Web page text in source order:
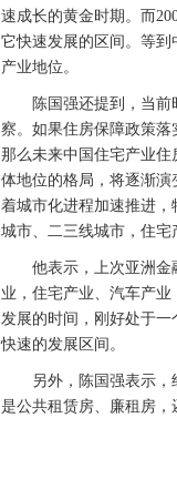
速成长的黄金时期。而
它快速发展的区间。等
产业地位。
陈国强还提到，当前时
察。如果住房保障政策落
那么未来中国住宅产业
体地位的格局，将逐渐
着城市化进程加速推进
城市、二三线城市，住宅
他表示，上次亚洲金融
业，住宅产业、汽车产
发展的时间，刚好处于
快速的发展区间。
另外，陈国强表示，经
是公共租赁房、廉租房，